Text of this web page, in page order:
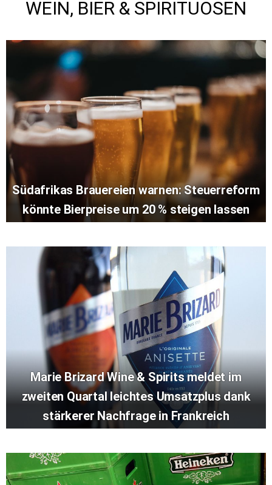
WEIN, BIER & SPIRITUOSEN
Südafrikas Brauereien warnen: Steuerreform
könnte Bierpreise um 20 % steigen lassen
Marie Brizard Wine & Spirits meldet im
zweiten Quartal leichtes Umsatzplus dank
stärkerer Nachfrage in Frankreich